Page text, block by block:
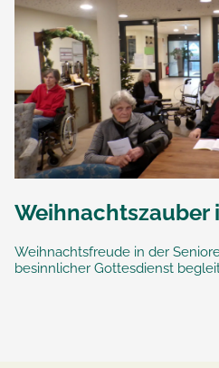
Weihnachtszauber
Weihnachtsfreude in der
besinnlicher Gottesdienst